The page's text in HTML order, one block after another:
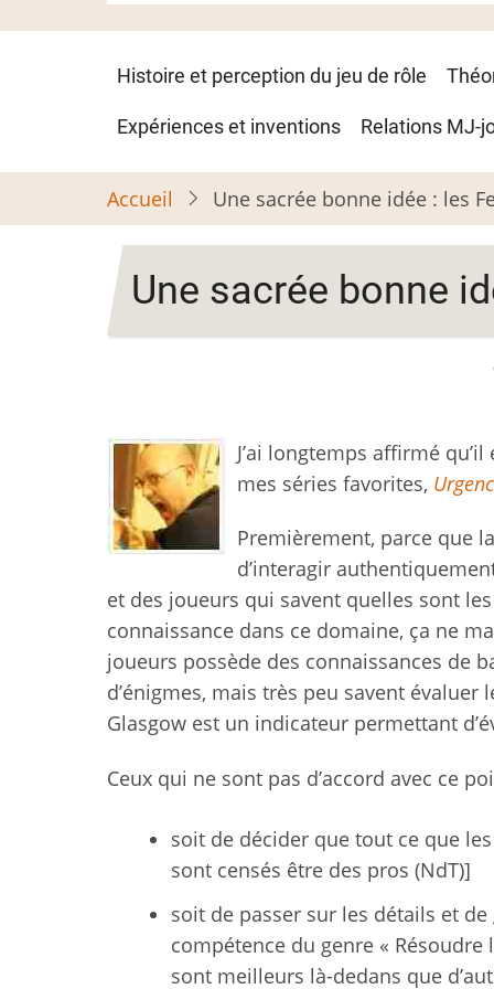
Navigation
principale
Histoire et perception du jeu de rôle
Expériences et inventions Relations MJ-
Accueil Une sacrée bonne idée : les
Une sacrée bonne
J’ai longtemps affirmé
mes séries favorites,
Premièrement, parce que
d’interagir
et des joueurs qui savent quelles sont
connaissance dans ce domaine, ça ne
joueurs possède des connaissances de
d’énigmes, mais très peu savent évaluer
Glasgow est un indicateur permettant
Ceux qui ne sont pas d’accord avec ce
soit de décider que tout ce que
sont censés être des pros (NdT)]
soit de passer sur les détails et
compétence du genre «
sont meilleurs là-dedans que